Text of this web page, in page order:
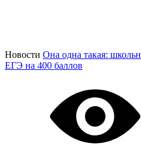
Новости Она одна такая:
ЕГЭ на 400 баллов